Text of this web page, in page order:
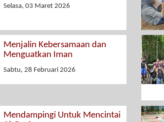
Selasa, 03 Maret 2026
Menjalin Kebersamaan dan
Menguatkan Iman
Sabtu, 28 Februari 2026
Mendampingi Untuk Mencintai